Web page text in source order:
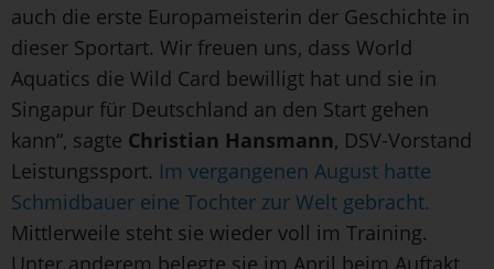
auch die erste Europameisterin der Geschichte in
dieser Sportart. Wir freuen uns, dass World
Aquatics die Wild Card bewilligt hat und sie in
Singapur für Deutschland an den Start gehen
kann“, sagte Christian Hansmann, DSV-Vorstand
Leistungssport. Im vergangenen August hatte
Schmidbauer eine Tochter zur Welt gebracht.
Mittlerweile steht sie wieder voll im Training.
Unter anderem belegte sie im April beim Auftakt